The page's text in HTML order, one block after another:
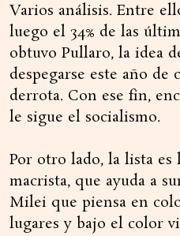
Varios análisis. Entre
luego el 34% de las
obtuvo Pullaro, la idea
despegarse este año de
derrota. Con ese fin,
le sigue el socialismo.
Por otro lado, la lista es
macrista, que ayuda a
Milei que piensa en
lugares y bajo el color